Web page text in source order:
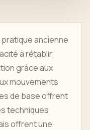
ancienne
à rétablir
grâce aux
mouvements
de base offrent
techniques
offrent une